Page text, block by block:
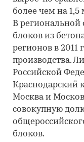
более чем на 1,5
В региональной
блоков из
регионов в 2011
производства.
Российской
Краснодарский
Москва и
совокупную
блоков.